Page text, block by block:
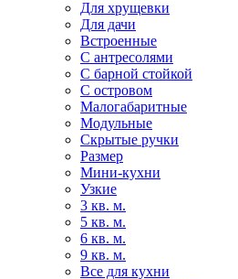
Для хрущевки
Для дачи
Встроенные
С антресолями
С барной стойкой
С островом
Малогабаритные
Модульные
Скрытые ручки
Размер
Мини-кухни
Узкие
3 кв. м.
5 кв. м.
6 кв. м.
9 кв. м.
Все для кухни